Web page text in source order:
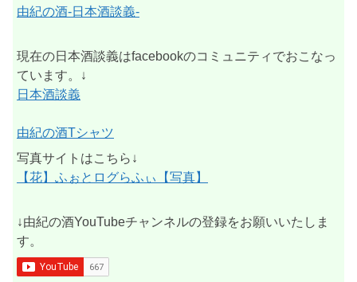
由紀の酒-日本酒談義-
現在の日本酒談義はfacebookのコミュニティでおこなっ
ています。↓
日本酒談義
由紀の酒Tシャツ
写真サイトはこちら↓
【花】ふぉとログらふぃ【写真】
↓由紀の酒YouTubeチャンネルの登録をお願いいたしま
す。